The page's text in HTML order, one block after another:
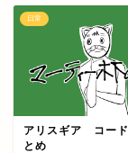
日常
アリスギア コード
とめ